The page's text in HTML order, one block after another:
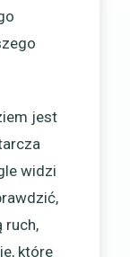
jest
widzi
ruch,
które